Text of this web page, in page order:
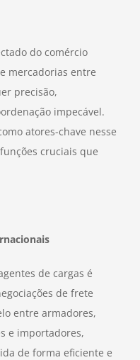
do comércio
mercadorias entre
precisão,
impecável.
atores-chave nesse
cruciais que
de cargas é
de frete
entre armadores,
e importadores,
de forma eficiente e